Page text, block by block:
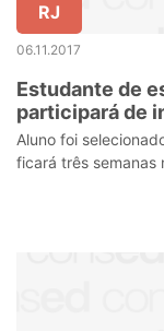
RJ
06.11.2017
Estudante de
participará de
Aluno foi
ficará três semanas